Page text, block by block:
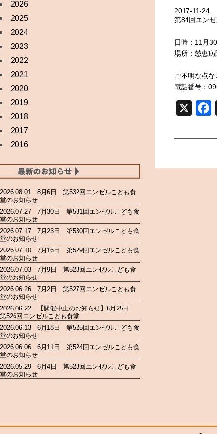
2017-11-24
第84回エン
日時：11
場所：慈恵
ご不明な点
電話番号：
X
2026
2025
2024
2023
2022
2021
2020
2019
2018
2017
2016
2026.08.01 8月6日 第532回エンゼルこども食
堂のお知らせ
2026.07.27 7月30日 第531回エンゼルこども食
堂のお知らせ
2026.07.17 7月23日 第530回エンゼルこども食
堂のお知らせ
2026.07.10 7月16日 第529回エンゼルこども食
堂のお知らせ
2026.07.03 7月9日 第528回エンゼルこども食
堂のお知らせ
2026.06.26 7月2日 第527回エンゼルこども食
堂のお知らせ
2026.06.22 【開催中止のお知らせ】6月25日
第526回エンゼルこども食堂
2026.06.13 6月18日 第525回エンゼルこども食
堂のお知らせ
2026.06.06 6月11日 第524回エンゼルこども食
堂のお知らせ
2026.05.29 6月4日 第523回エンゼルこども食
堂のお知らせ